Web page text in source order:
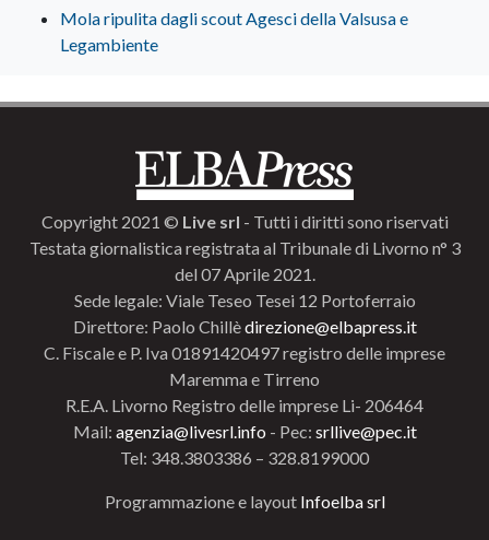
Mola ripulita dagli scout Agesci della Valsusa e
Legambiente
Copyright 2021 © Live srl - Tutti i diritti sono riservati
Testata giornalistica registrata al Tribunale di Livorno n° 3
del 07 Aprile 2021.
Sede legale: Viale Teseo Tesei 12 Portoferraio
Direttore: Paolo Chillèdirezione@elbapress.it
C. Fiscale e P. Iva 01891420497 registro delle imprese
Maremma e Tirreno
R.E.A. Livorno Registro delle imprese Li- 206464
Mail: agenzia@livesrl.info - Pec: srllive@pec.it
Tel: 348.3803386 – 328.8199000
Programmazione e layout Infoelba srl